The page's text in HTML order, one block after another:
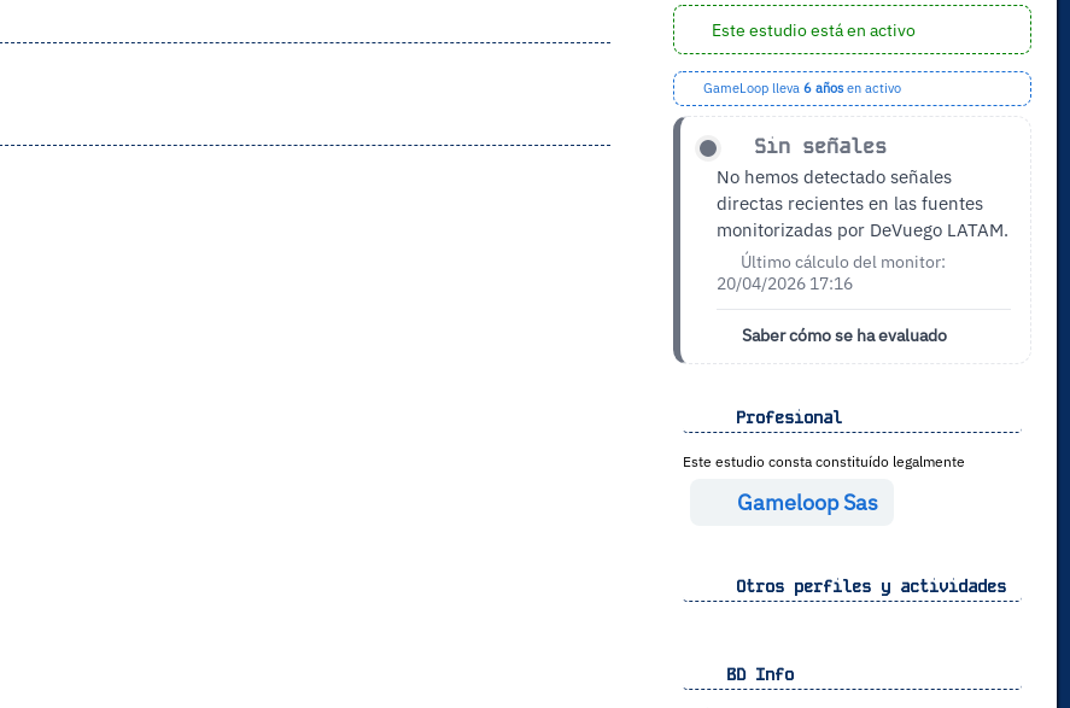
Este estudio está en activo
GameLoop lleva 6 añosen activo
Sin señales
No hemos detectado señales
directas recientes en las fuentes
monitorizadas por DeVuego LATAM.
Último cálculo del monitor:
20/04/2026 17:16
Saber cómo se ha evaluado
Profesional
Este estudio consta constituído legalmente
Gameloop Sas
Otros perfiles y actividades
BD Info